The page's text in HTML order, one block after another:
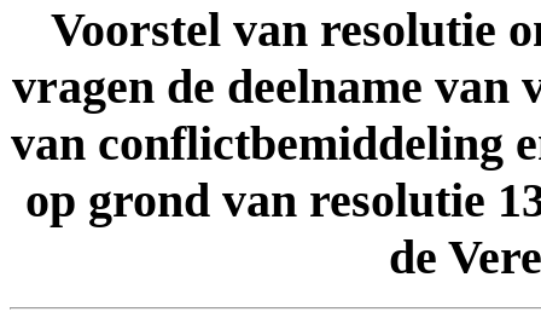
Voorstel van resolutie
vragen de deelname van
van conflictbemiddeling
op grond van resolutie
de